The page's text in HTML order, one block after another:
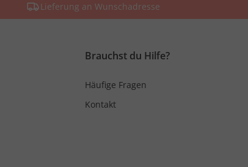
Lieferung an Wunschadresse
Brauchst du Hilfe?
Häufige Fragen
Kontakt